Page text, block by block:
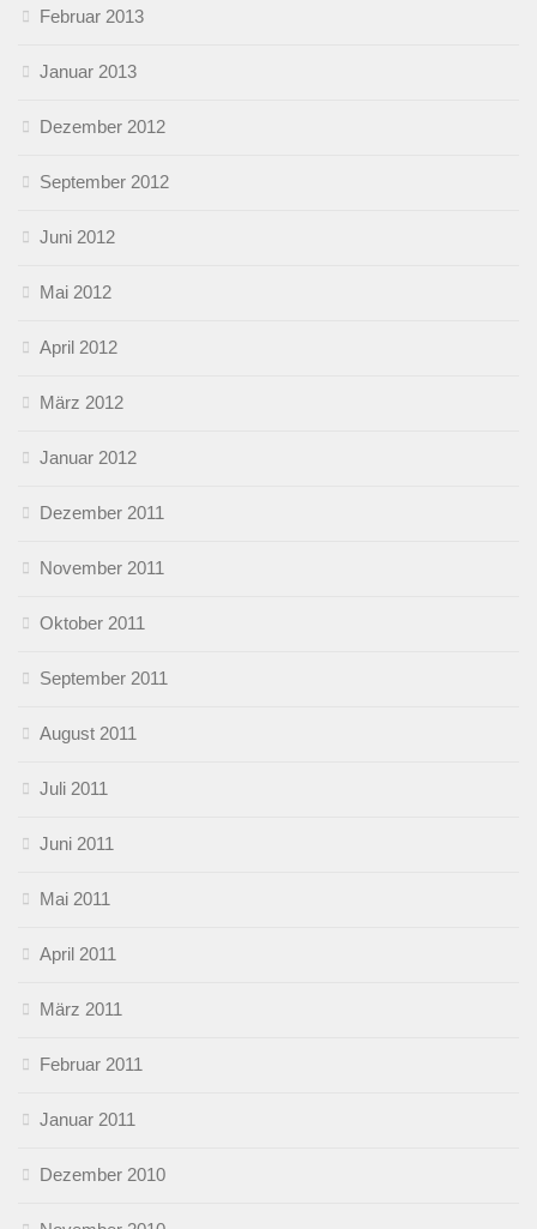
Februar 2013
Januar 2013
Dezember 2012
September 2012
Juni 2012
Mai 2012
April 2012
März 2012
Januar 2012
Dezember 2011
November 2011
Oktober 2011
September 2011
August 2011
Juli 2011
Juni 2011
Mai 2011
April 2011
März 2011
Februar 2011
Januar 2011
Dezember 2010